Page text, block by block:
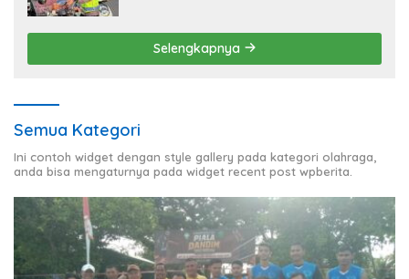
Selengkapnya
Semua Kategori
Ini contoh widget dengan style gallery pada kategori olahraga,
anda bisa mengaturnya pada widget recent post wpberita.